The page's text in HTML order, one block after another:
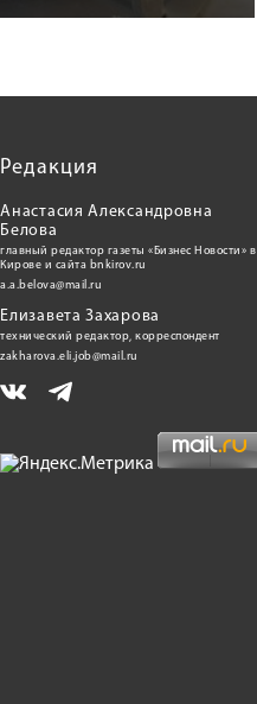
Редакция
Анастасия Александровна
Белова
главный редактор газеты «Бизнес Новости» в
Кирове и сайта bnkirov.ru
a.a.belova@mail.ru
Елизавета Захарова
технический редактор, корреспондент
zakharova.eli.job@mail.ru